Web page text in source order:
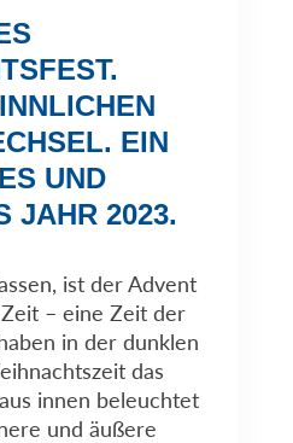
EIN
UND
JAHR 2023.
ist der Advent
– eine Zeit der
in der dunklen
das
innen beleuchtet
und äußere